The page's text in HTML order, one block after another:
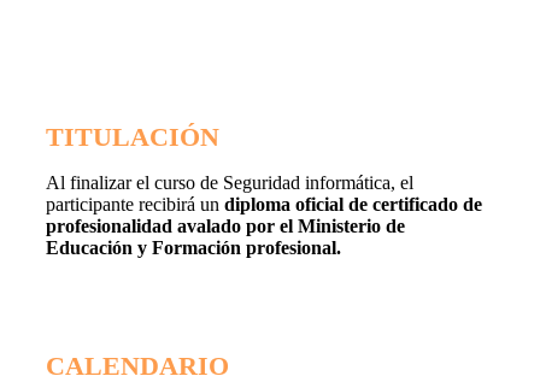
TITULACIÓN
Al finalizar el curso de Seguridad informática, el
participante recibirá un diploma oficial de certificado de
profesionalidad avalado por el Ministerio de
Educación y Formación profesional.
CALENDARIO